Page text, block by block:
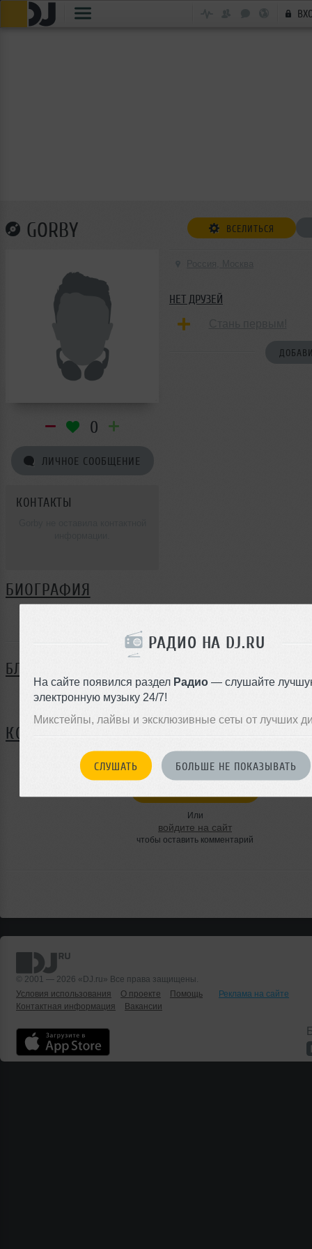
РАДИО НА DJ.RU
На сайте появился раздел Радио — слушайте
электронную музыку 24/7!
Микстейпы, лайвы и эксклюзивные сеты от лучших
СЛУШАТЬ БОЛЬШЕ НЕ ПОКАЗЫВАТЬ
GORBY ВСЕЛИТЬСЯ
0
ЛИЧНОЕ СООБЩЕНИЕ
КОНТАКТЫ
НЕТ ДРУЗЕЙ
БИОГРАФИЯ
БЛОГ
Нет записей в блоге
КОММЕНТАРИИ
Или
войдите на сайт
чтобы оставить комментарий
© 2001 — 2026 «DJ.ru» Все права защищены.
Условия использования
О проекте Помощь
Реклама на сайте
Контактная информация
Вакансии